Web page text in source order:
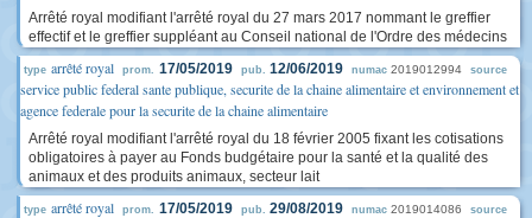
Arrêté royal modifiant l'arrêté royal du 27 mars 2017 nommant le greffier
effectif et le greffier suppléant au Conseil national de l'Ordre des médecins
type arrêté royal prom. 17/05/2019 pub. 12/06/2019 numac 2019012994 source
service public federal sante publique, securite de la chaine alimentaire et environnement et
agence federale pour la securite de la chaine alimentaire
Arrêté royal modifiant l'arrêté royal du 18 février 2005 fixant les cotisations
obligatoires à payer au Fonds budgétaire pour la santé et la qualité des
animaux et des produits animaux, secteur lait
type arrêté royal prom. 17/05/2019 pub. 29/08/2019 numac 2019014086 source